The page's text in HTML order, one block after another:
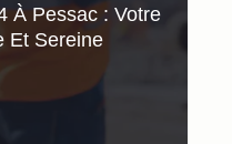
À Pessac : Votre
Et Sereine